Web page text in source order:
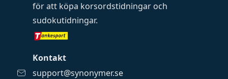
för att köpa korsordstidningar och
sudokutidningar.
Kontakt
support@synonymer.se